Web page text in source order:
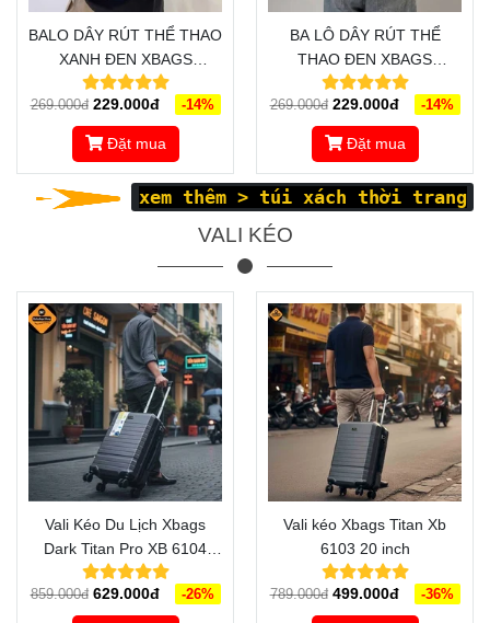
BALO DÂY RÚT THỂ THAO
XANH ĐEN XBAGS
WISDOM XB 6005 - ĐẬM
CHẤT CÁ TÍNH, CHỐNG
NƯỚC TỐT, CÓ NGĂN
ĐỰNG GIÀY
269.000đ 229.000đ -14%
Đặt mua
BA LÔ DÂY RÚT THỂ
THAO ĐEN XBAGS
WISDOM XB 6004 - THIẾT
KẾ TRẺ TRUNG, NĂNG
ĐỘNG, CÁ TÍNH
269.000đ 229.000đ -14%
Đặt mua
xem thêm > túi xách thời trang
VALI KÉO
Vali Kéo Du Lịch Xbags
Dark Titan Pro XB 6104
Khóa TSA – Cổng Sạc USB
Tiện Lợi
859.000đ 629.000đ -26%
Vali kéo Xbags Titan Xb
6103 20 inch
789.000đ 499.000đ -36%